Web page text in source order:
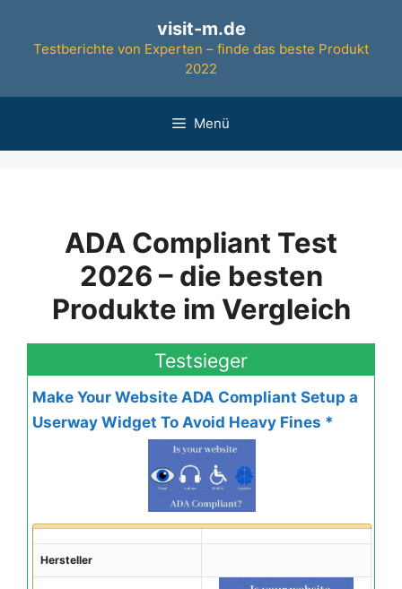
springen
visit-m.de
Testberichte von Experten – finde das beste Produkt
2022
Menü
ADA Compliant Test
2026 – die besten
Produkte im Vergleich
Testsieger
Make Your Website ADA Compliant Setup a
Userway Widget To Avoid Heavy Fines *
Hersteller